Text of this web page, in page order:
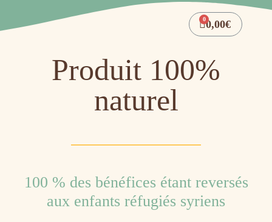
0,00€
Produit 100%
naturel
100 % des bénéfices étant reversés
aux enfants réfugiés syriens